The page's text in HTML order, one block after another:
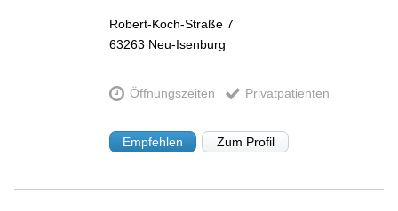
Robert-Koch-Straße 7
63263 Neu-Isenburg
Öffnungszeiten Privatpatienten
Empfehlen Zum Profil